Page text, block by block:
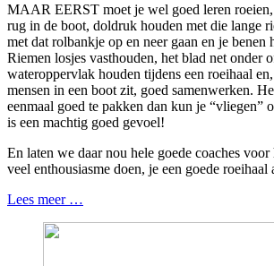
MAAR EERST moet je wel goed leren roeien,
rug in de boot, doldruk houden met die lange
met dat rolbankje op en neer gaan en je benen
Riemen losjes vasthouden, het blad net onder
wateroppervlak houden tijdens een roeihaal
mensen in een boot zit, goed samenwerken.
eenmaal goed te pakken dan kun je “vliegen”
is een machtig goed gevoel!
En laten we daar nou hele goede coaches voor
veel enthousiasme doen, je een goede roeihaal
Lees meer …